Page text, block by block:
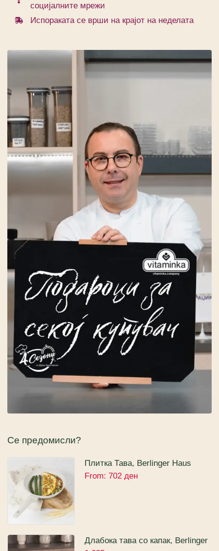
социјалните мрежи
Испораката се врши на крајот на неделата
Се предомисли?
Плитка Тава, Berlinger Haus
Sahara Collection
From: 702 ден
Длабока тава со капак, Berlinger